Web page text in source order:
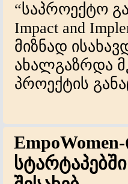
“საპროექტო
Impact and
მიზნად
ახალგაზრდა
პროექტის